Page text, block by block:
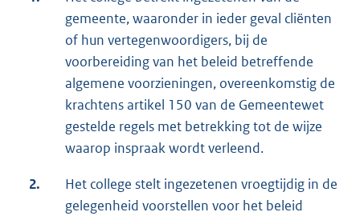
gemeente, waaronder in ieder geval cliënten
of hun vertegenwoordigers, bij de
voorbereiding van het beleid betreffende
algemene voorzieningen, overeenkomstig de
krachtens artikel 150 van de Gemeentewet
gestelde regels met betrekking tot de wijze
waarop inspraak wordt verleend.
2.
Het college stelt ingezetenen vroegtijdig in de
gelegenheid voorstellen voor het beleid